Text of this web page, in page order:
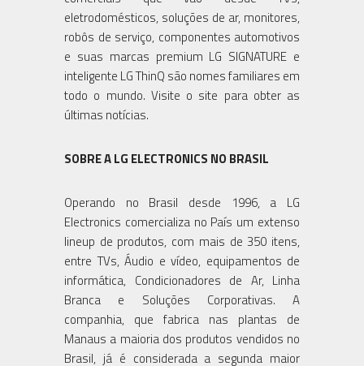
eletrodomésticos, soluções de ar, monitores,
robôs de serviço, componentes automotivos
e suas marcas premium LG SIGNATURE e
inteligente LG ThinQ são nomes familiares em
todo o mundo. Visite o site para obter as
últimas notícias.
SOBRE A LG ELECTRONICS NO BRASIL
Operando no Brasil desde 1996, a LG
Electronics comercializa no País um extenso
lineup de produtos, com mais de 350 itens,
entre TVs, Áudio e vídeo, equipamentos de
informática, Condicionadores de Ar, Linha
Branca e Soluções Corporativas. A
companhia, que fabrica nas plantas de
Manaus a maioria dos produtos vendidos no
Brasil, já é considerada a segunda maior